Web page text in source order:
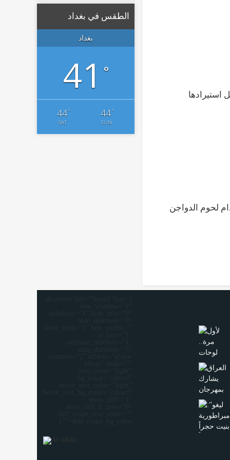
استيرادها
لحوم الدواجن
الطقس في بغداد
بغداد
41 °
44°
SAT
44°
SUN